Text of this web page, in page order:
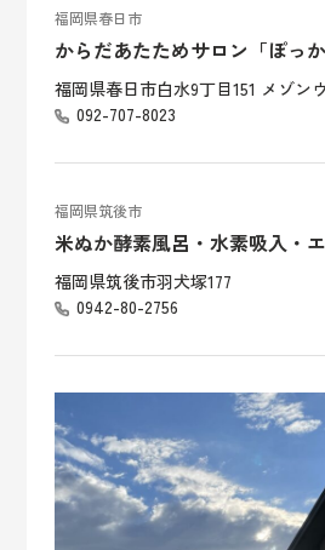
福岡県春日市
からだあたためサロン「ぽっか
福岡県春日市白水9丁目151 メゾン
092-707-8023
福岡県筑後市
米ぬか酵素風呂・水素吸入・
福岡県筑後市羽犬塚177
0942-80-2756